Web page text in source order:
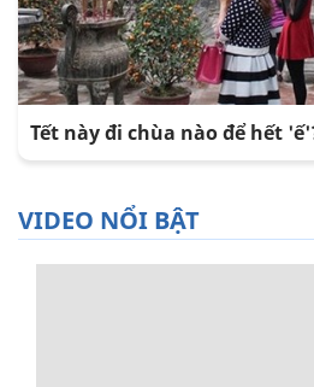
Tết này đi chùa nào để hết
VIDEO NỔI BẬT